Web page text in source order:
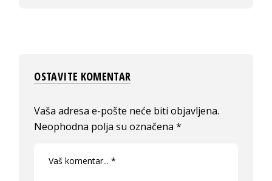
OSTAVITE KOMENTAR
Vaša adresa e-pošte neće biti objavljena.
Neophodna polja su označena*